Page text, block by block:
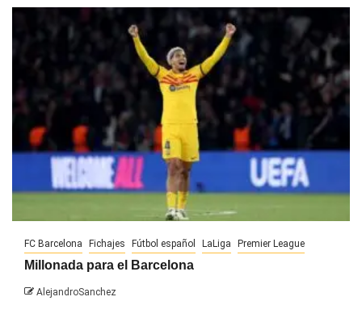
FC Barcelona Fichajes Fútbol español LaLiga Premier League
Millonada para el Barcelona
AlejandroSanchez